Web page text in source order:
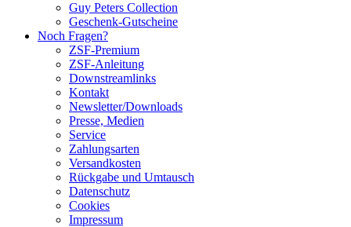
Guy Peters Collection
Geschenk-Gutscheine
Noch Fragen?
ZSF-Premium
ZSF-Anleitung
Downstreamlinks
Kontakt
Newsletter/Downloads
Presse, Medien
Service
Zahlungsarten
Versandkosten
Rückgabe und Umtausch
Datenschutz
Cookies
Impressum